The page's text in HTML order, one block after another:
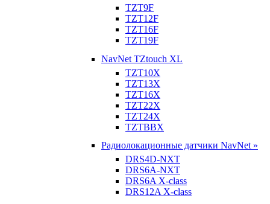
TZT9F
TZT12F
TZT16F
TZT19F
NavNet TZtouch XL
TZT10X
TZT13X
TZT16X
TZT22X
TZT24X
TZTBBX
Радиолокационные датчики NavNet »
DRS4D-NXT
DRS6A-NXT
DRS6A X-class
DRS12A X-class